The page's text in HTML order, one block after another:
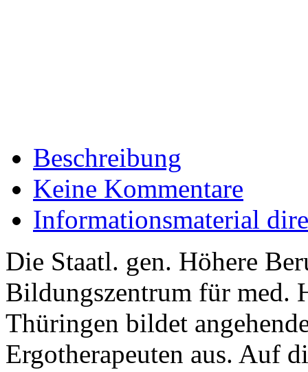
Beschreibung
Keine Kommentare
Informationsmaterial
Die Staatl. gen. Höhere
Bildungszentrum für med.
Thüringen bildet
Ergotherapeuten aus. Auf